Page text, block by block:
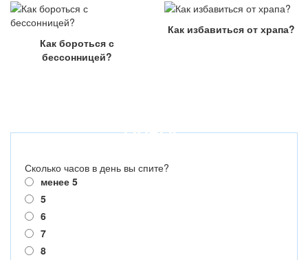
Как бороться с
бессонницей?
Как избавиться от храпа?
ОПРОС
Сколько часов в день вы спите?
менее 5
5
6
7
8